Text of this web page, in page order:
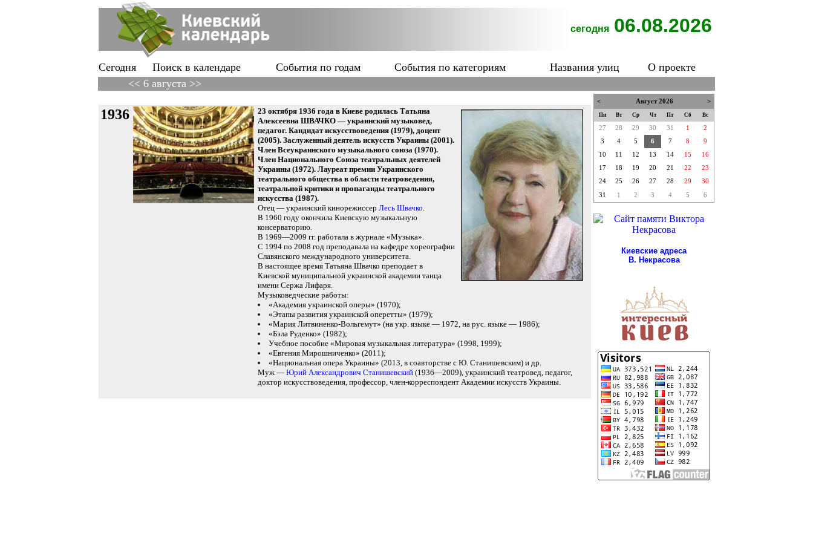
сегодня 06.08.2026
Сегодня Поиск в календаре События по годам События по категориям Названия улиц
О проекте
<< 6 августа >>
1936
23 октября 1936 года в Киеве родилась Татьяна
Алексеевна ШВАЧКО — украинский музыковед,
педагог. Кандидат искусствоведения (1979), доцент
(2005). Заслуженный деятель искусств Украины (2001).
Член Всеукраинского музыкального союза (1970).
Член Национального Союза театральных деятелей
Украины (1972). Лауреат премии Украинского
театрального общества в области театроведения,
театральной критики и пропаганды театрального
искусства (1987).
Отец — украинский кинорежиссер Лесь Швачко.
В 1960 году окончила Киевскую музыкальную
консерваторию.
В 1969—2009 гг. работала в журнале «Музыка».
С 1994 по 2008 год преподавала на кафедре хореографии
Славянского международного университета.
В настоящее время Татьяна Швачко преподает в
Киевской муниципальной украинской академии танца
имени Сержа Лифаря.
Музыковедческие работы:
«Академия украинской оперы» (1970);
«Этапы развития украинской оперетты» (1979);
«Мария Литвиненко-Вольгемут» (на укр. языке — 1972, на рус. языке — 1986);
«Бэла Руденко» (1982);
Учебное пособие «Мировая музыкальная литература» (1998, 1999);
«Евгения Мирошниченко» (2011);
«Национальная опера Украины» (2013, в соавторстве с Ю. Станишевским) и др.
Муж — Юрий Александрович Станишевский (1936—2009), украинский театровед, педагог,
доктор искусствоведения, профессор, член-корреспондент Академии искусств Украины.
< Август 2026 >
Пн Вт Ср Чт Пт Сб Вс
27 28 29 30 31 1
2
3
4 5 6 7 8
9
10
11 12 13 14 15
16
17
18 19 20 21 22
23
24
25 26 27 28 29 30
31 1 2 3 4 5 6
Киевские адреса
В. Некрасова